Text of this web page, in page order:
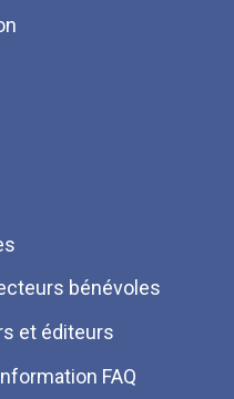
bénévoles
et éditeurs
FAQ